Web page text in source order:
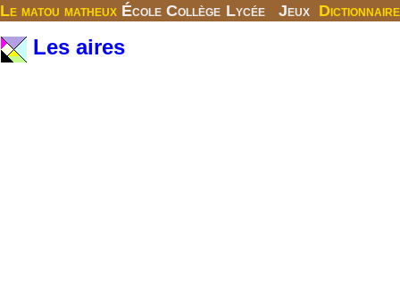
Le matou matheux École Collège Lycée Jeux Dictionnaire
Les aires